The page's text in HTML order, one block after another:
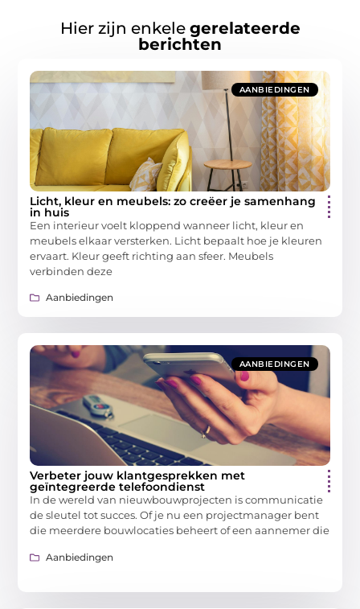
Hier zijn enkele gerelateerde
berichten
AANBIEDINGEN
Licht, kleur en meubels: zo creëer je samenhang
in huis
Een interieur voelt kloppend wanneer licht, kleur en
meubels elkaar versterken. Licht bepaalt hoe je kleuren
ervaart. Kleur geeft richting aan sfeer. Meubels
verbinden deze
Aanbiedingen
AANBIEDINGEN
Verbeter jouw klantgesprekken met
geïntegreerde telefoondienst
In de wereld van nieuwbouwprojecten is communicatie
de sleutel tot succes. Of je nu een projectmanager bent
die meerdere bouwlocaties beheert of een aannemer die
Aanbiedingen